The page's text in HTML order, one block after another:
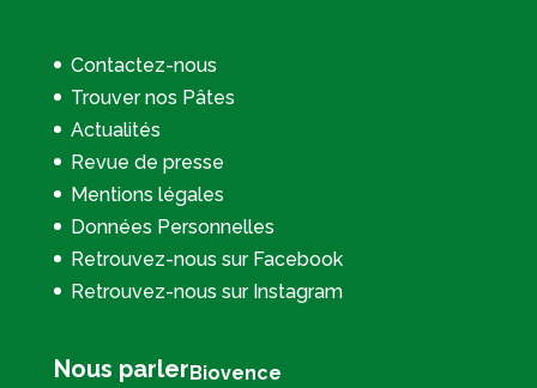
Contactez-nous
Trouver nos Pâtes
Actualités
Revue de presse
Mentions légales
Données Personnelles
Retrouvez-nous sur Facebook
Retrouvez-nous sur Instagram
Nous parlerBiovence